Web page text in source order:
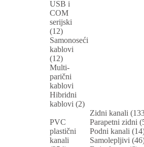
USB i
COM
serijski
(12)
Samonoseći
kablovi
(12)
Multi-
parični
kablovi
Hibridni
kablovi (2)
PVC
plastični
kanali
Zidni kanali
Parapetni zidni
Podni kanali
Samolepljivi